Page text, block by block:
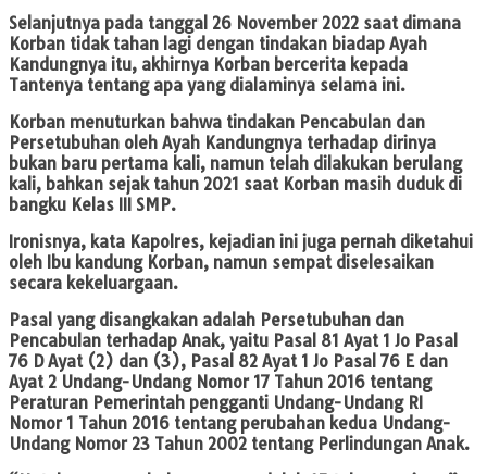
Selanjutnya pada tanggal 26 November 2022 saat dimana
Korban tidak tahan lagi dengan tindakan biadap Ayah
Kandungnya itu, akhirnya Korban bercerita kepada
Tantenya tentang apa yang dialaminya selama ini.
Korban menuturkan bahwa tindakan Pencabulan dan
Persetubuhan oleh Ayah Kandungnya terhadap dirinya
bukan baru pertama kali, namun telah dilakukan berulang
kali, bahkan sejak tahun 2021 saat Korban masih duduk di
bangku Kelas III SMP.
Ironisnya, kata Kapolres, kejadian ini juga pernah diketahui
oleh Ibu kandung Korban, namun sempat diselesaikan
secara kekeluargaan.
Pasal yang disangkakan adalah Persetubuhan dan
Pencabulan terhadap Anak, yaitu Pasal 81 Ayat 1 Jo Pasal
76 D Ayat (2) dan (3), Pasal 82 Ayat 1 Jo Pasal 76 E dan
Ayat 2 Undang-Undang Nomor 17 Tahun 2016 tentang
Peraturan Pemerintah pengganti Undang-Undang RI
Nomor 1 Tahun 2016 tentang perubahan kedua Undang-
Undang Nomor 23 Tahun 2002 tentang Perlindungan Anak.